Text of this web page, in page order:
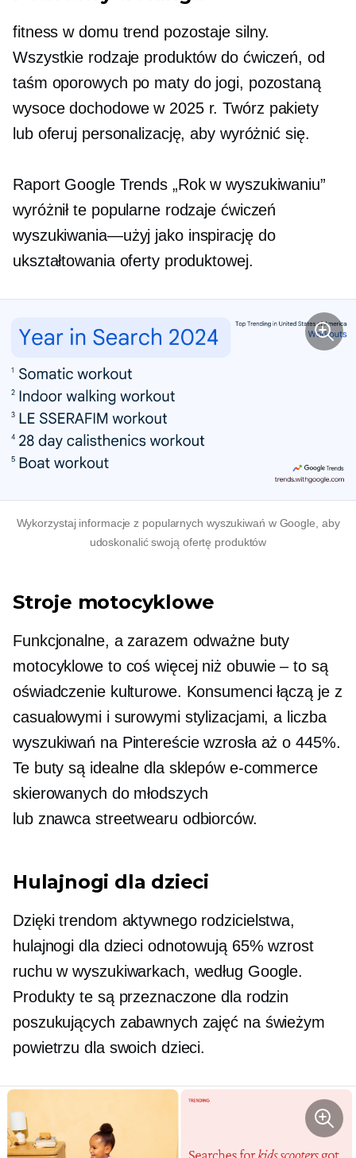
fitness w domu trend pozostaje silny.
Wszystkie rodzaje produktów do ćwiczeń, od
taśm oporowych po maty do jogi, pozostaną
wysoce dochodowe w 2025 r. Twórz pakiety
lub oferuj personalizację, aby wyróżnić się.
Raport Google Trends „Rok w wyszukiwaniu”
wyróżnił te popularne rodzaje ćwiczeń
wyszukiwania—użyj jako inspirację do
ukształtowania oferty produktowej.
Wykorzystaj informacje z popularnych wyszukiwań w Google, aby
udoskonalić swoją ofertę produktów
Stroje motocyklowe
Funkcjonalne, a zarazem odważne buty
motocyklowe to coś więcej niż obuwie – to są
oświadczenie kulturowe. Konsumenci łączą je z
casualowymi i surowymi stylizacjami, a liczba
wyszukiwań na Pintereście wzrosła aż o 445%.
Te buty są idealne dla sklepów e-commerce
skierowanych do młodszych
lub znawca streetwearu odbiorców.
Hulajnogi dla dzieci
Dzięki trendom aktywnego rodzicielstwa,
hulajnogi dla dzieci odnotowują 65% wzrost
ruchu w wyszukiwarkach, według Google.
Produkty te są przeznaczone dla rodzin
poszukujących zabawnych zajęć na świeżym
powietrzu dla swoich dzieci.